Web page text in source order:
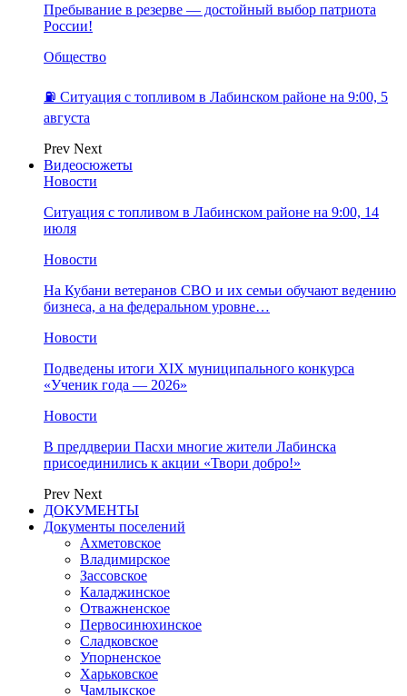
Пребывание в резерве — достойный выбор патриота
России!
Общество
⛽️ Ситуация с топливом в Лабинском районе на 9:00, 5
августа
Prev Next
Видеосюжеты
Новости
Ситуация с топливом в Лабинском районе на 9:00, 14
июля
Новости
На Кубани ветеранов СВО и их семьи обучают ведению
бизнеса, а на федеральном уровне…
Новости
Подведены итоги XIX муниципального конкурса
«Ученик года — 2026»
Новости
В преддверии Пасхи многие жители Лабинска
присоединились к акции «Твори добро!»
Prev Next
ДОКУМЕНТЫ
Документы поселений
Ахметовское
Владимирское
Зассовское
Каладжинское
Отважненское
Первосинюхинское
Сладковское
Упорненское
Харьковское
Чамлыкское